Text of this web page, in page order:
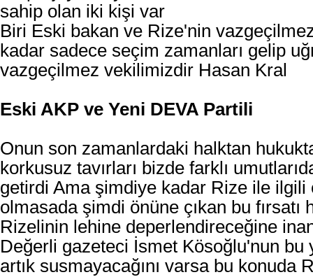
sahip olan iki kişi var
Biri Eski bakan ve Rize'nin
kadar sadece seçim zamanları gelip
vazgeçilmez vekilimizdir Hasan Kral
Eski AKP ve Yeni DEVA Partili
Onun son zamanlardaki halktan
korkusuz tavırları bizde farklı
getirdi Ama şimdiye kadar Rize ile ilgili
olmasada şimdi önüne çıkan bu fırsatı
Rizelinin lehine deperlendireceğine
Değerli gazeteci İsmet Kösoğlu'nun bu
artık susmayacağını varsa bu konuda